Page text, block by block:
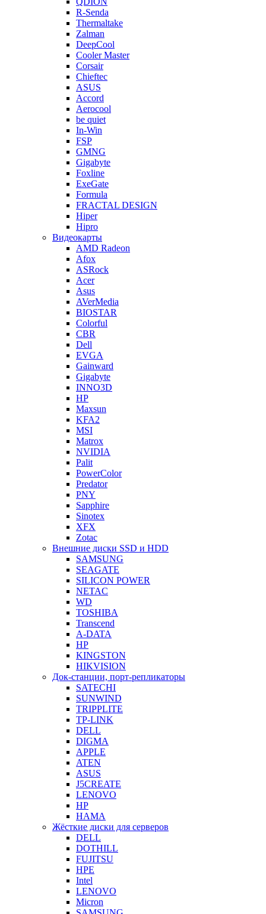
R-Senda
Thermaltake
Zalman
DeepCool
Cooler Master
Corsair
Chieftec
ASUS
Accord
Aerocool
be quiet
In-Win
FSP
GMNG
Gigabyte
Foxline
ExeGate
Formula
FRACTAL DESIGN
Hiper
Hipro
Видеокарты
AMD Radeon
Afox
ASRock
Acer
Asus
AVerMedia
BIOSTAR
Colorful
CBR
Dell
EVGA
Gainward
Gigabyte
INNO3D
HP
Maxsun
KFA2
MSI
Matrox
NVIDIA
Palit
PowerColor
Predator
PNY
Sapphire
Sinotex
XFX
Zotac
Внешние диски SSD и HDD
SAMSUNG
SEAGATE
SILICON POWER
NETAC
WD
TOSHIBA
Transcend
A-DATA
HP
KINGSTON
HIKVISION
Док-станции, порт-репликаторы
SATECHI
SUNWIND
TRIPPLITE
TP-LINK
DELL
DIGMA
APPLE
ATEN
ASUS
J5CREATE
LENOVO
HP
HAMA
Жёсткие диски для серверов
DELL
DOTHILL
FUJITSU
HPE
Intel
LENOVO
Micron